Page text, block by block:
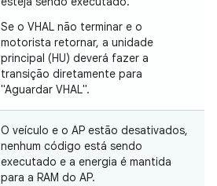
Se o VHAL não terminar e o
motorista retornar, a unidade
principal (HU) deverá fazer a
transição diretamente para
"Aguardar VHAL".
O veículo e o AP estão desativados,
nenhum código está sendo
executado e a energia é mantida
para a RAM do AP.